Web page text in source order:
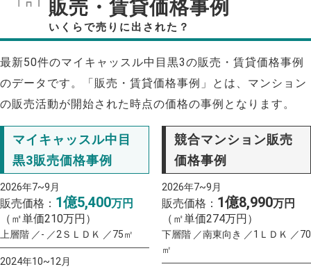
販売・賃貸価格事例
いくらで売りに出された？
最新50件のマイキャッスル中目黒3の販売・賃貸価格事例
のデータです。「販売・賃貸価格事例」とは、マンション
の販売活動が開始された時点の価格の事例となります。
マイキャッスル中目
黒3販売価格事例
2026年7~9月
販売価格： 1億5,400万円
（㎡単価210万円）
上層階 ／- ／2ＳＬＤＫ ／75㎡
2024年10~12月
競合マンション販売
価格事例
2026年7~9月
販売価格： 1億8,990万円
（㎡単価274万円）
下層階 ／南東向き ／1ＬＤＫ ／70
㎡